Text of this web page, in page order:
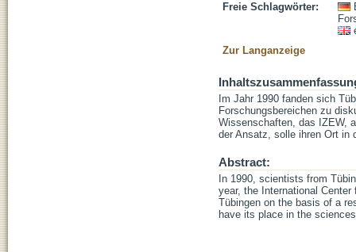
Freie Schlagwörter:
Zur Langanzeige
Im Jahr 1990 fanden sich
Forschungsbereichen zu
Wissenschaften, das IZEW,
der Ansatz, solle ihren Ort in
Abstract:
In 1990, scientists from
year, the International
Tübingen on the basis of a
have its place in the